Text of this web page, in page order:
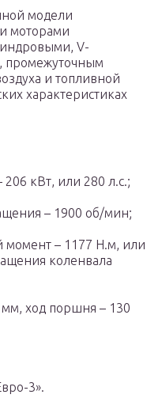
модели
моторами
V-
промежуточным
и топливной
характеристиках
кВт, или 280 л.с.;
– 1900 об/мин;
момент – 1177 Н.м, или
коленвала
ход поршня – 130
3».